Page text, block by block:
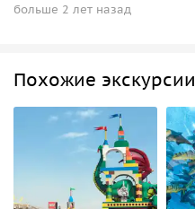
больше 2 лет назад
Похожие экскурсии